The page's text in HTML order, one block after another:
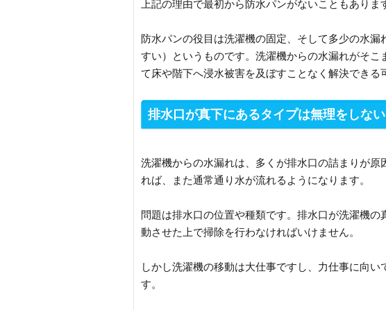
上記の理由で最初から防水パンがないこともありま
防水パンの役目は洗濯機の固定、そして多少の水
すい）というものです。洗濯機からの水漏れがそ
て床や階下へ浸水被害を及ぼすことなく解決できる
排水口が真下にあるタイプは無理をしない
洗濯機からの水漏れは、多くが排水口の詰まりが
れば、また通常通り水が流れるようになります。
問題は排水口の位置や種類です。排水口が洗濯機
動させた上で掃除を行わなければいけません。
しかし洗濯機の移動は大仕事ですし、力仕事に向
す。